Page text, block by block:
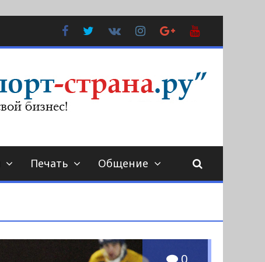
FacebookTwitter
Контакте
Instagram
Google
Plus
Печать Общение
0